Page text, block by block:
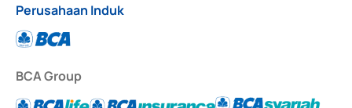
Perusahaan Induk
BCA Group